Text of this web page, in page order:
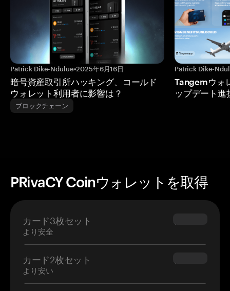
Patrick Dike-Ndulue•2025年6月16日
暗号資産取引所ハッキング、コールド
ウォレット利用者に影響は？
ブロックチェーン
Patrick Dike-
Tangemウォ
ップデート進
PRivaCY Coinウォレットを取得
カード3枚セット
より安全
$69.90
カード2枚セット
より安い
$54.90